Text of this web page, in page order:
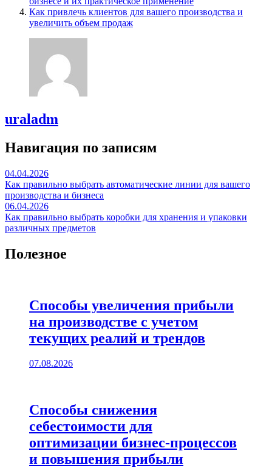
Как привлечь клиентов для вашего производства и
увеличить объем продаж
uraladm
Навигация по записям
04.04.2026
Как правильно выбрать автоматические линии для вашего
производства и бизнеса
06.04.2026
Как правильно выбрать коробки для хранения и упаковки
различных предметов
Полезное
Способы увеличения прибыли
на производстве с учетом
текущих реалий и трендов
07.08.2026
Способы снижения
себестоимости для
оптимизации бизнес-процессов
и повышения прибыли